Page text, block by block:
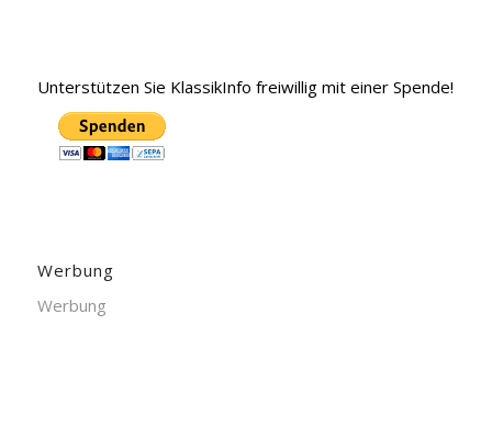
Unterstützen Sie KlassikInfo freiwillig mit einer Spende!
Werbung
Werbung